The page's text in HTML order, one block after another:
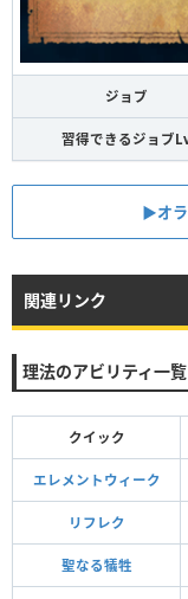
ジョブ
習得できるジョブ
▶︎オラ
関連リンク
理法のアビリティ一覧
クイック
エレメントウィーク
リフレク
聖なる犠牲